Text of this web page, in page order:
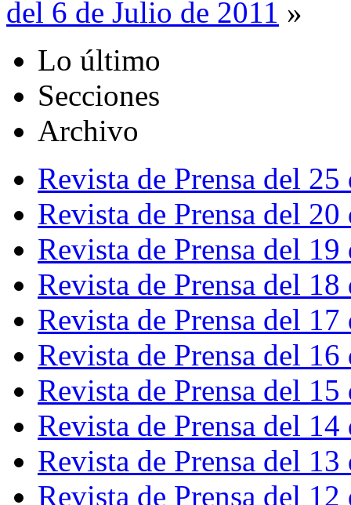
del 6 de Julio de 2011 »
Lo último
Secciones
Archivo
Revista de Prensa del
Revista de Prensa del
Revista de Prensa del
Revista de Prensa del
Revista de Prensa del
Revista de Prensa del
Revista de Prensa del
Revista de Prensa del
Revista de Prensa del
Revista de Prensa del